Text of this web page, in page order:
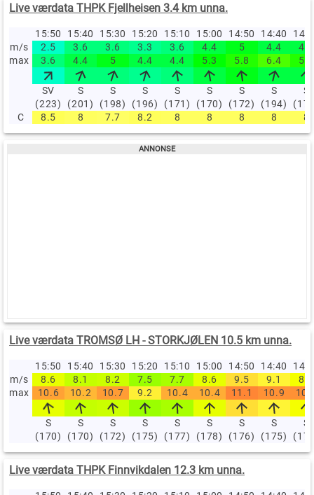
Live værdata THPK Fjellheisen 3.4 km unna.
15:50 15:40 15:30 15:20 15:10 15:00 14:50 14:40
m/s
2.5 3.6 3.6 3.3 3.6 4.4 5 4.4
4.4
max
3.6 4.4 5 4.4 4.4 5.3 5.8 6.4 5.8
SV
(223)
S
(201)
S
(198)
S
(196)
S
(171)
S
(170)
S
(172)
S
(194)
S
C
8.5 8 7.7 8.2 8 8 8 8 8
Live værdata TROMSØ LH - STORKJØLEN 10.5 km unna.
15:50 15:40 15:30 15:20 15:10 15:00 14:50 14:40
m/s
8.6 8.1 8.2 7.5 7.7 8.6 9.5 9.1
8.8
max
10.6 10.2 10.7 9.2 10.4 10.4 11.1 10.9
S
(170)
S
(170)
S
(172)
S
(175)
S
(177)
S
(178)
S
(176)
S
(175)
S
Live værdata THPK Finnvikdalen 12.3 km unna.